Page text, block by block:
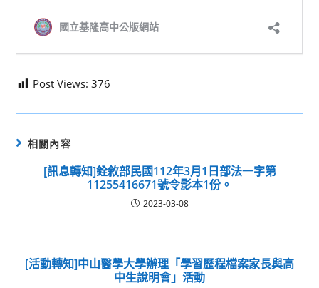
Post Views: 376
相關內容
[訊息轉知]銓敘部民國112年3月1日部法一字第
11255416671號令影本1份。
2023-03-08
[活動轉知]中山醫學大學辦理「學習歷程檔案家長與高
中生說明會」活動